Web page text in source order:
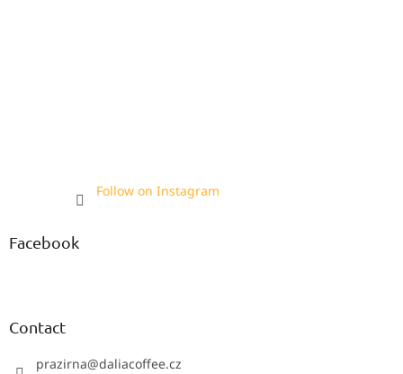
Follow on Instagram
Facebook
Contact
prazirna@daliacoffee.cz